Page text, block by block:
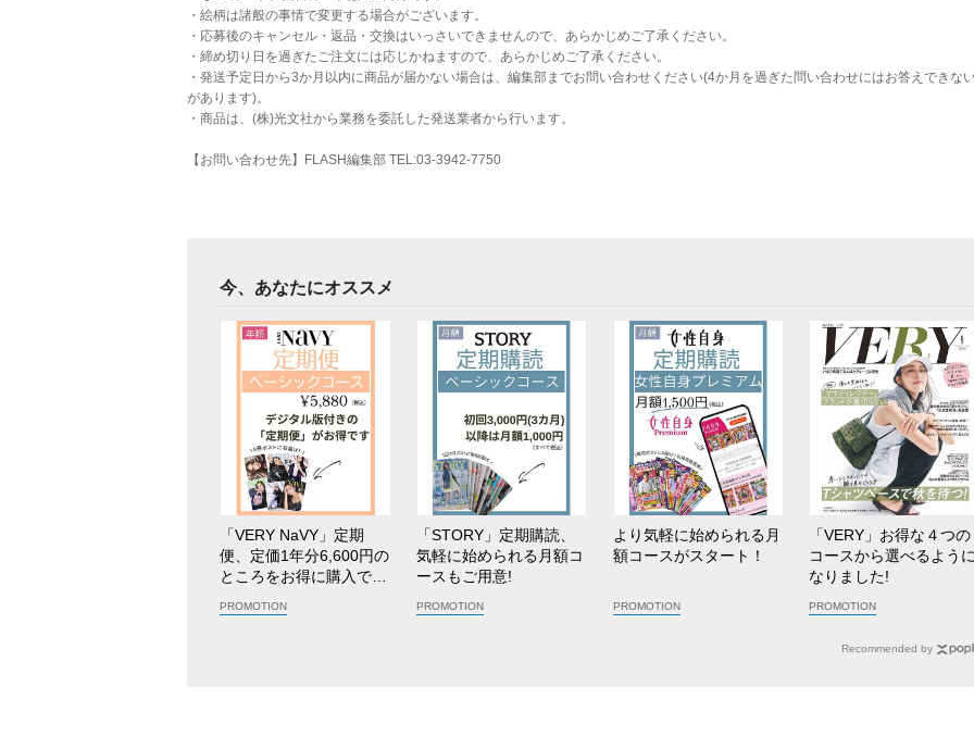
・絵柄は諸般の事情で変更する場合がございます。
・応募後のキャンセル・返品・交換はいっさいできませんので、あらかじめご了承ください。
・締め切り日を過ぎたご注文には応じかねますので、あらかじめご了承ください。
・発送予定日から3か月以内に商品が届かない場合は、編集部までお問い合わせください(4か月を過ぎた問い合わせにはお答えできな
があります)。
・商品は、(株)光文社から業務を委託した発送業者から行います。
【お問い合わせ先】FLASH編集部 TEL:03-3942-7750
今、あなたにオススメ
「VERY NaVY」定期
便、定価1年分6,600円の
ところをお得に購入でき
「STORY」定期購読、
気軽に始められる月額コ
ースもご用意!
より気軽に始められる月
額コースがスタート！
「VERY」お得な４つの
コースから選べるよう
なりました!
Recommended by